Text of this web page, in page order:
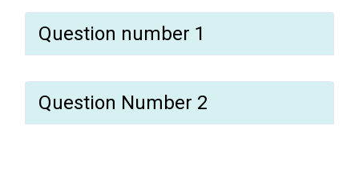
Question number 1
Question Number 2